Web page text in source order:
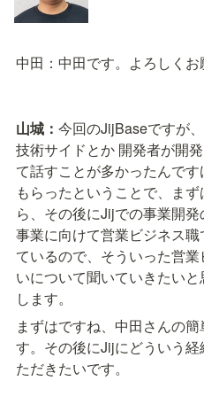
中田：中田です。よろしくお
山城 ： 今回のJijBaseですが
技術サイドとか 開発者が開
て話すことが多かったんで
もらったということで、ま
ら、その後にJijでの事業開
事業に向けて営業ビジネス
ているので、そういった営
いについて聞いていきたい
します。
まずはですね、中田さんの
す。その後にJijにどういう
ただきたいです。